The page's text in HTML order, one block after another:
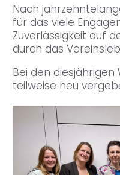
Nach
für das viele
Zuverlässigkeit auf
durch das
Bei den
teilweise neu